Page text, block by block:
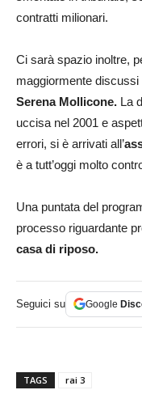
contratti milionari.
Ci sarà spazio inoltre,
maggiormente discussi
Serena Mollicone. La
uccisa nel 2001 e
errori, si è arrivati all’
è a tutt’oggi molto
Una puntata del
processo riguardante
casa di riposo.
Seguici su Google
TAGS rai 3